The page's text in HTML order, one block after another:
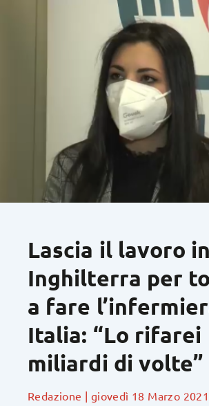
Lascia il lavoro in
Inghilterra per
a fare
Italia: “Lo rifarei
miliardi di volte”
Redazione | giovedì 18 Marzo 2021